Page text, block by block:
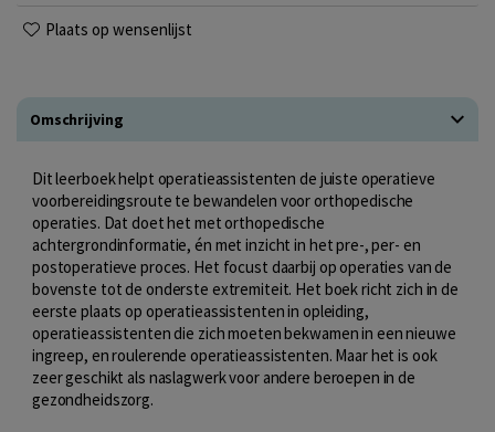
Plaats op wensenlijst
Omschrijving
Dit leerboek helpt operatieassistenten de juiste operatieve
voorbereidingsroute te bewandelen voor orthopedische
operaties. Dat doet het met orthopedische
achtergrondinformatie, én met inzicht in het pre-, per- en
postoperatieve proces. Het focust daarbij op operaties van de
bovenste tot de onderste extremiteit. Het boek richt zich in de
eerste plaats op operatieassistenten in opleiding,
operatieassistenten die zich moeten bekwamen in een nieuwe
ingreep, en roulerende operatieassistenten. Maar het is ook
zeer geschikt als naslagwerk voor andere beroepen in de
gezondheidszorg.